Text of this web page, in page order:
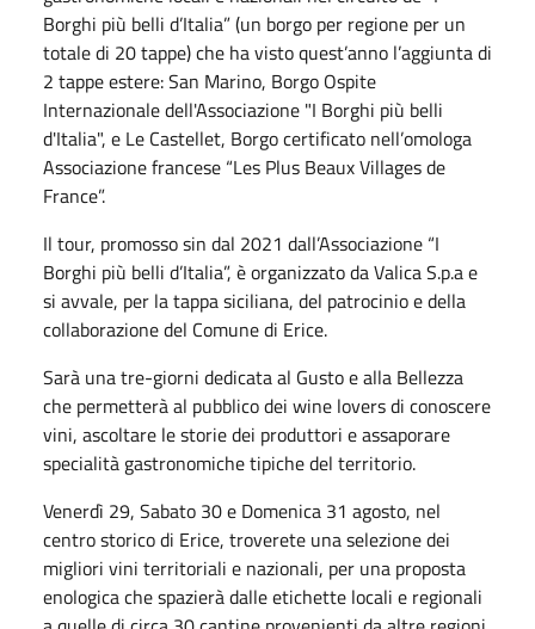
Borghi più belli d’Italia” (un borgo per regione per un
totale di 20 tappe) che ha visto quest’anno l’aggiunta di
2 tappe estere: San Marino, Borgo Ospite
Internazionale dell'Associazione "I Borghi più belli
d'Italia", e Le Castellet, Borgo certificato nell’omologa
Associazione francese “Les Plus Beaux Villages de
France”.
Il tour, promosso sin dal 2021 dall’Associazione “I
Borghi più belli d’Italia”, è organizzato da Valica S.p.a e
si avvale, per la tappa siciliana, del patrocinio e della
collaborazione del Comune di Erice.
Sarà una tre-giorni dedicata al Gusto e alla Bellezza
che permetterà al pubblico dei wine lovers di conoscere
vini, ascoltare le storie dei produttori e assaporare
specialità gastronomiche tipiche del territorio.
Venerdì 29, Sabato 30 e Domenica 31 agosto, nel
centro storico di Erice, troverete una selezione dei
migliori vini territoriali e nazionali, per una proposta
enologica che spazierà dalle etichette locali e regionali